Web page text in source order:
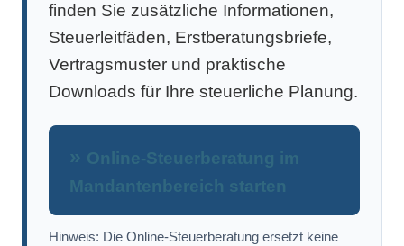
finden Sie zusätzliche Informationen,
Steuerleitfäden, Erstberatungsbriefe,
Vertragsmuster und praktische
Downloads für Ihre steuerliche Planung.
Online-Steuerberatung im
Mandantenbereich starten
Hinweis: Die Online-Steuerberatung ersetzt keine